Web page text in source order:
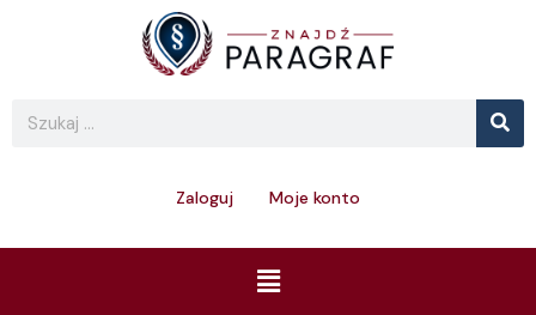
Search
Zaloguj Moje konto
Menu